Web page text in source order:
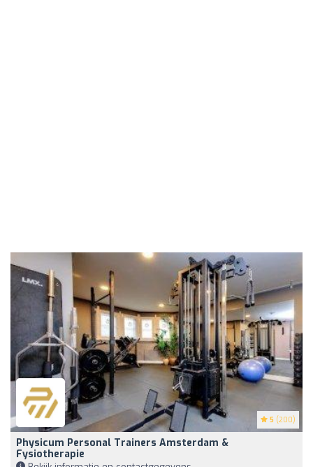
5 (200)
Physicum Personal Trainers Amsterdam &
Fysiotherapie